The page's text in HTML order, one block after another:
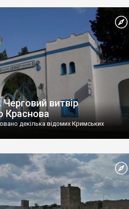
витвір
Краснова
декілька відомих Кримських